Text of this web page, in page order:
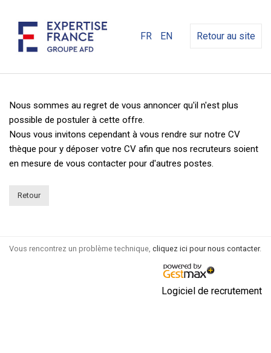
FR EN Retour au site
Nous sommes au regret de vous annoncer qu'il n'est plus
possible de postuler à cette offre.
Nous vous invitons cependant à vous rendre sur notre CV
thèque pour y déposer votre CV afin que nos recruteurs soient
en mesure de vous contacter pour d'autres postes.
Retour
Vous rencontrez un problème technique, cliquez ici pour nous contacter.
Logiciel de recrutement